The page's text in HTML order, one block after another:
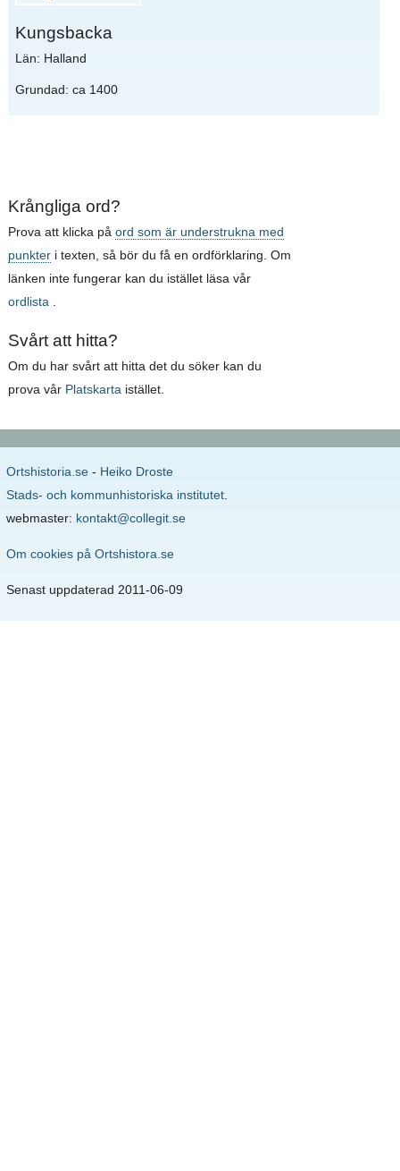
Kungsbacka
Län: Halland
Grundad: ca 1400
Krångliga ord?
Prova att klicka på ord som är understrukna med
punkteri texten, så bör du få en ordförklaring. Om
länken inte fungerar kan du istället läsa vår
ordlista
Svårt att hitta?
Om du har svårt att hitta det du söker kan du
prova vår Platskartaistället.
Ortshistoria.se - Heiko Droste
Stads- och kommunhistoriska institutet
webmaster: kontakt@collegit.se
Om cookies på Ortshistora.se
Senast uppdaterad 2011-06-09